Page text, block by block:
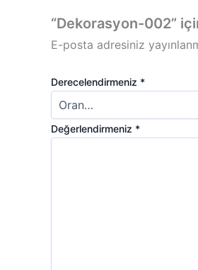
“Dekorasyon-002”
E-posta adresiniz
Derecelendirmeniz *
Değerlendirmeniz *